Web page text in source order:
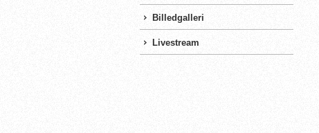
Billedgalleri
Livestream